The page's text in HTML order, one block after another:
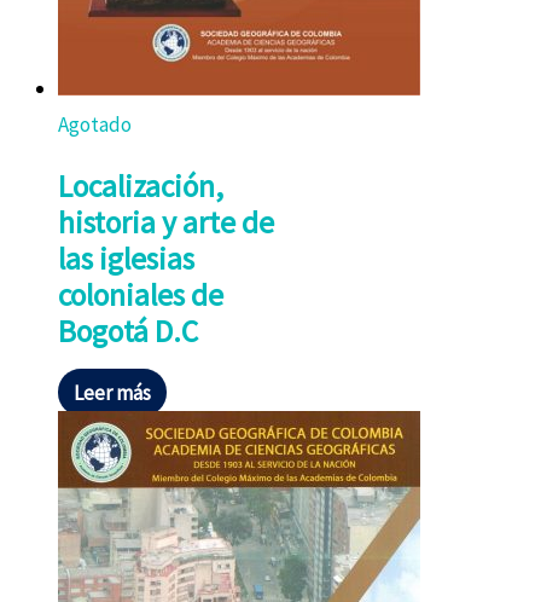
Agotado
Localización,
historia y arte de
las iglesias
coloniales de
Bogotá D.C
Leer más